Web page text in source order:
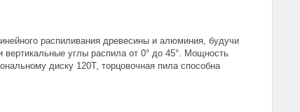
распиливания древесины и алюминия, будучи
углы распила от 0° до 45°. Мощность
диску 120Т, торцовочная пила способна